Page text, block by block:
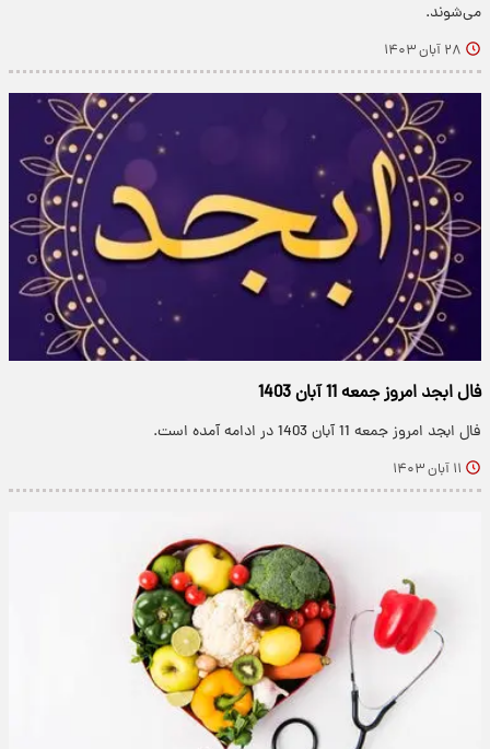
می‌شوند.
۲۸ آبان ۱۴۰۳
فال ابجد امروز جمعه 11 آبان 1403
فال ابجد امروز جمعه 11 آبان 1403 در ادامه آمده است.
۱۱ آبان ۱۴۰۳